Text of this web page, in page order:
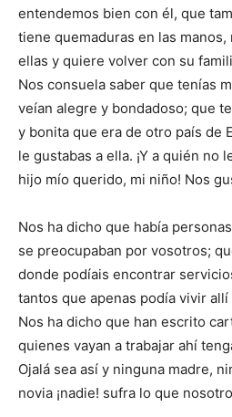
entendemos bien con él, que
tiene quemaduras en las
ellas y quiere volver con su
Nos consuela saber que tenías
veían alegre y bondadoso; que
y bonita que era de otro país de
le gustabas a ella. ¡Y a quién no
hijo mío querido, mi niño! Nos
Nos ha dicho que había
se preocupaban por vosotros;
donde podíais encontrar
tantos que apenas podía vivir
Nos ha dicho que han escrito
quienes vayan a trabajar ahí
Ojalá sea así y ninguna madre,
novia ¡nadie! sufra lo que